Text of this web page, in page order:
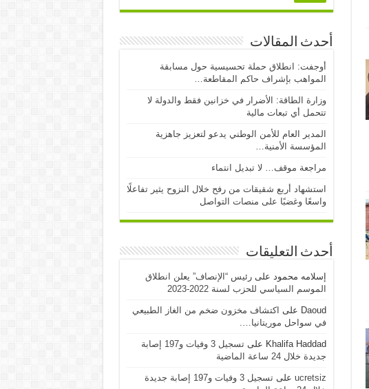
أحدث المقالات
أوجفت: انطلاق حملة تحسيسية حول مسابقة
المواهب بإشراف حاكم المقاطعة…
وزارة الطاقة: الأضرار في خزانين فقط والدولة لا
تتحمل أي تبعات مالية
المدير العام للأمن الوطني يدعو لتعزيز جاهزية
المؤسسة الأمنية…
مراجعة موقف… لا تبديل انتماء
استشهاد أربع شقيقات من رفح خلال النزوح يثير تفاعلًا
واسعًا وغضبًا على منصات التواصل
أحدث التعليقات
إسلامه محمود علىرئيس “الإنصاف” يعلن انطلاق
الموسم السياسي للحزب لسنة 2022-2023
Daoud على اكتشاف مخزون ضخم من الغاز الطبيعي
في سواحل موريتانيا….
Khalifa Haddad على
تسجيل 3 وفيات و197 إصابة
جديدة خلال 24 ساعة الماضية
ucretsiz على
تسجيل 3 وفيات و197 إصابة جديدة